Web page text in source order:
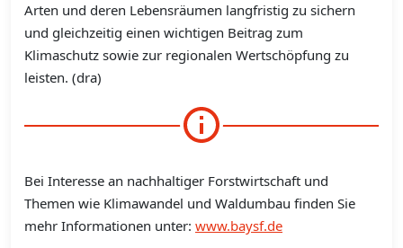
Arten und deren Lebensräumen langfristig zu sichern
und gleichzeitig einen wichtigen Beitrag zum
Klimaschutz sowie zur regionalen Wertschöpfung zu
leisten. (dra)
Bei Interesse an nachhaltiger Forstwirtschaft und
Themen wie Klimawandel und Waldumbau finden Sie
mehr Informationen unter: www.baysf.de